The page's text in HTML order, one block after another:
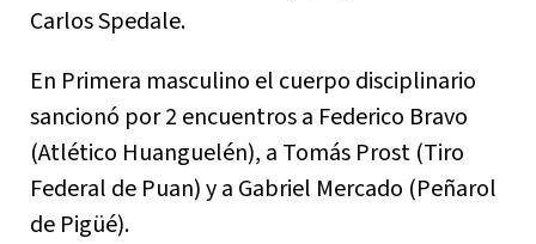
Carlos Spedale.
En Primera masculino el cuerpo disciplinario
sancionó por 2 encuentros a Federico Bravo
(Atlético Huanguelén), a Tomás Prost (Tiro
Federal de Puan) y a Gabriel Mercado (Peñarol
de Pigüé).